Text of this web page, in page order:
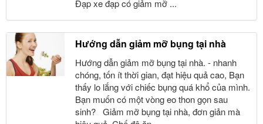
Đạp xe đạp có giảm mỡ ...
Hướng dẫn giảm mỡ bụng tại nhà
Hướng dẫn giảm mỡ bụng tại nhà. - nhanh
chóng, tốn ít thời gian, đạt hiệu quả cao, Bạn
thấy lo lắng với chiếc bụng quá khổ của mình.
Bạn muốn có một vòng eo thon gọn sau
sinh? Giảm mỡ bụng tại nhà, đơn giản mà